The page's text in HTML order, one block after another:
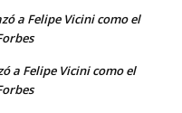
a Felipe Vicini como el
a Felipe Vicini como el